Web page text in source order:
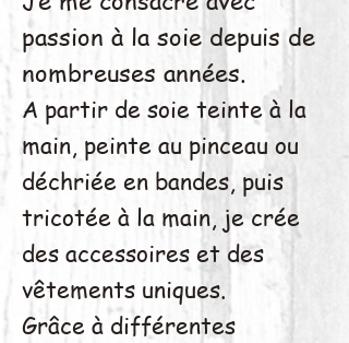
passion à la soie depuis de
nombreuses années.
A partir de soie teinte à la
main, peinte au pinceau ou
déchriée en bandes, puis
tricotée à la main, je crée
des accessoires et des
vêtements uniques.
Grâce à différentes